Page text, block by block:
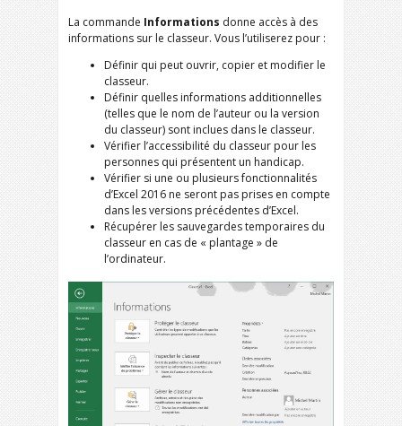
La commande Informations donne accès à des
informations sur le classeur. Vous l’utiliserez pour :
Définir qui peut ouvrir, copier et modifier le
classeur.
Définir quelles informations additionnelles
(telles que le nom de l’auteur ou la version
du classeur) sont inclues dans le classeur.
Vérifier l’accessibilité du classeur pour les
personnes qui présentent un handicap.
Vérifier si une ou plusieurs fonctionnalités
d’Excel 2016 ne seront pas prises en compte
dans les versions précédentes d’Excel.
Récupérer les sauvegardes temporaires du
classeur en cas de « plantage » de
l’ordinateur.